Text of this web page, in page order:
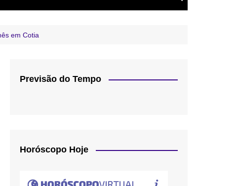
em Cotia
Previsão do Tempo
Horóscopo Hoje